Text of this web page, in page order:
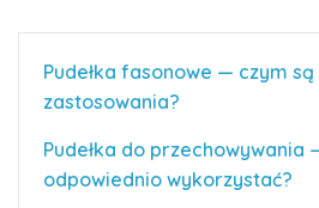
Pudełka fasonowe — czym
zastosowania?
Pudełka do przechowywania
odpowiednio wykorzystać?